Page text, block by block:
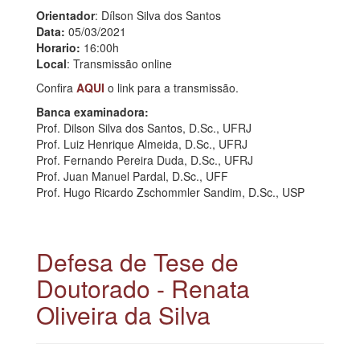
Orientador: Dílson Silva dos Santos
Data: 05/03/2021
Horario: 16:00h
Local: Transmissão online
Confira AQUI o link para a transmissão.
Banca examinadora:
Prof. Dilson Silva dos Santos, D.Sc., UFRJ
Prof. Luiz Henrique Almeida, D.Sc., UFRJ
Prof. Fernando Pereira Duda, D.Sc., UFRJ
Prof. Juan Manuel Pardal, D.Sc., UFF
Prof. Hugo Ricardo Zschommler Sandim, D.Sc., USP
Defesa de Tese de
Doutorado - Renata
Oliveira da Silva